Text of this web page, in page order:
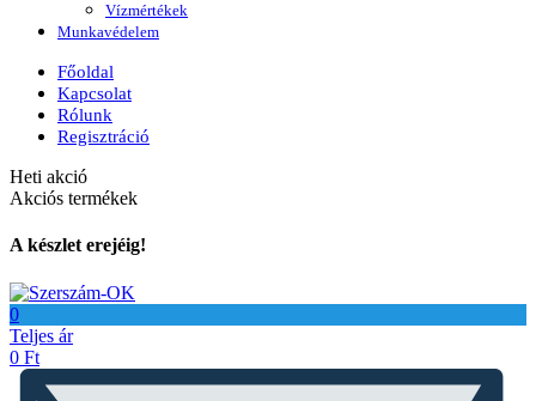
Vízmértékek
Munkavédelem
Főoldal
Kapcsolat
Rólunk
Regisztráció
Heti akció
Akciós termékek
A készlet erejéig!
0
Teljes ár
0 Ft